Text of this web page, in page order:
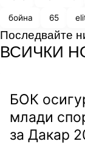
бойна 65
Последвайте
ВСИЧКИ
БОК
млади
за Дакар